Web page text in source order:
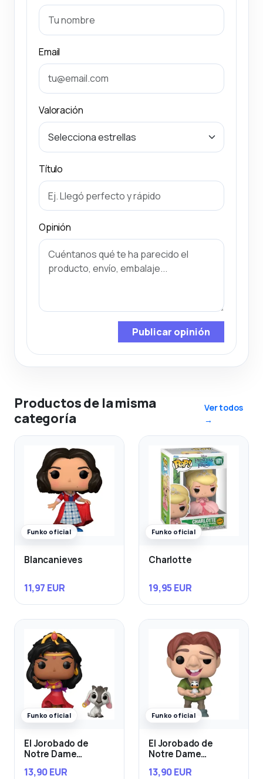
Email
Valoración
Título
Opinión
Publicar opinión
Productos de la misma
categoría
Ver todos
→
Funko oficial
Blancanieves
11,97 EUR
Funko oficial
Charlotte
19,95 EUR
Funko oficial
El Jorobado de
Notre Dame
13,90 EUR
Funko oficial
El Jorobado de
Notre Dame
13,90 EUR